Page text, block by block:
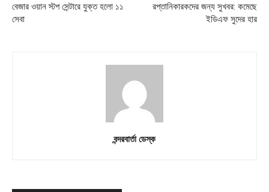
বেজার ওয়ান স্টপ সেন্টারে যুক্ত হলো ১১
সেবা
রপ্তানিকারকদের জন্য সুখবর: কমেছে
ইডিএফ সুদের হার
বন্দরবার্তা ডেস্ক